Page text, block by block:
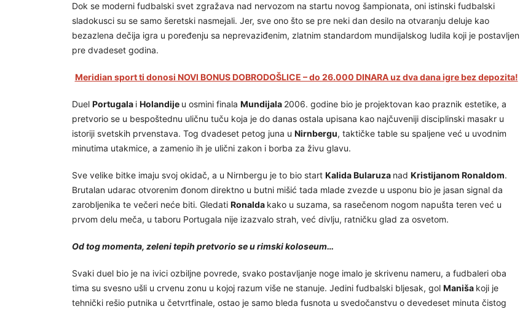
Dok se moderni fudbalski svet zgražava nad nervozom na startu novog šampionata, oni istinski fudbalski
sladokusci su se samo šeretski nasmejali. Jer, sve ono što se pre neki dan desilo na otvaranju deluje kao
bezazlena dečija igra u poređenju sa neprevaziđenim, zlatnim standardom mundijalskog ludila koji je postavljen
pre dvadeset godina.
Meridian sport ti donosi NOVI BONUS DOBRODOŠLICE – do 26.000 DINARA uz dva dana igre bez depozita!
Duel Portugala i Holandije u osmini finala Mundijala 2006. godine bio je projektovan kao praznik estetike, a
pretvorio se u bespoštednu uličnu tuču koja je do danas ostala upisana kao najčuveniji disciplinski masakr u
istoriji svetskih prvenstava. Tog dvadeset petog juna u Nirnbergu, taktičke table su spaljene već u uvodnim
minutima utakmice, a zamenio ih je ulični zakon i borba za živu glavu.
Sve velike bitke imaju svoj okidač, a u Nirnbergu je to bio start Kalida Bularuza nad Kristijanom Ronaldom.
Brutalan udarac otvorenim đonom direktno u butni mišić tada mlade zvezde u usponu bio je jasan signal da
zarobljenika te večeri neće biti. Gledati Ronalda kako u suzama, sa rasečenom nogom napušta teren već u
prvom delu meča, u taboru Portugala nije izazvalo strah, već divlju, ratničku glad za osvetom.
Od tog momenta, zeleni tepih pretvorio se u rimski koloseum…
Svaki duel bio je na ivici ozbiljne povrede, svako postavljanje noge imalo je skrivenu nameru, a fudbaleri oba
tima su svesno ušli u crvenu zonu u kojoj razum više ne stanuje. Jedini fudbalski bljesak, gol Maniša koji je
tehnički rešio putnika u četvrtfinale, ostao je samo bleda fusnota u svedočanstvu o devedeset minuta čistog